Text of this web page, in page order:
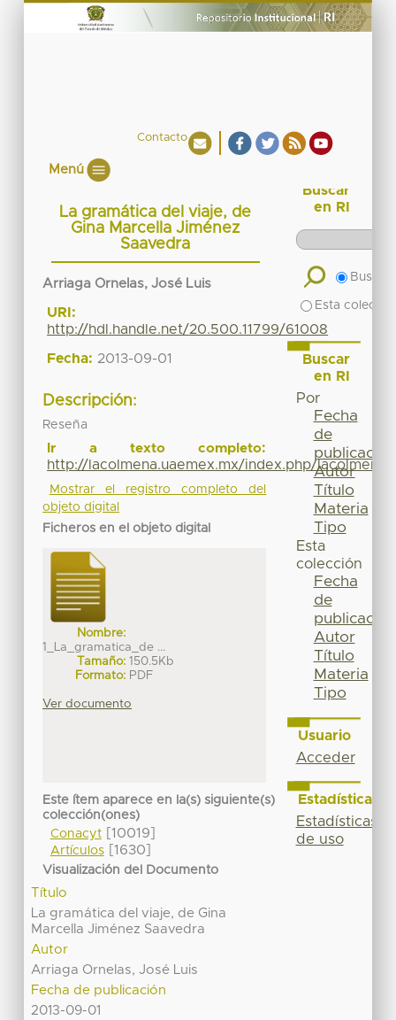
Contacto
Menú
La gramática del viaje, de
Gina Marcella Jiménez
Saavedra
Arriaga Ornelas, José Luis
URI:
http://hdl.handle.net/20.500.11799/61008
Fecha: 2013-09-01
Descripción:
Reseña
Ir a texto completo:
http://lacolmena.uaemex.mx/index.php/
Mostrar el registro completo del
objeto digital
Ficheros en el objeto digital
Nombre:
1_La_gramatica_de ...
Tamaño: 150.5Kb
Formato: PDF
Ver documento
Este ítem aparece en la(s) siguiente(s)
colección(ones)
Conacyt[10019]
Artículos[1630]
Visualización del Documento
Título
La gramática del viaje, de Gina
Marcella Jiménez Saavedra
Autor
Arriaga Ornelas, José Luis
Fecha de publicación
2013-09-01
Buscar
en RI
Buscar
Esta
Buscar
en RI
Por
Fecha
de
publicación
Autor
Título
Materia
Tipo
Esta
colección
Fecha
de
publicación
Autor
Título
Materia
Tipo
Usuario
Acceder
Estadísticas
Estadísticas
de uso